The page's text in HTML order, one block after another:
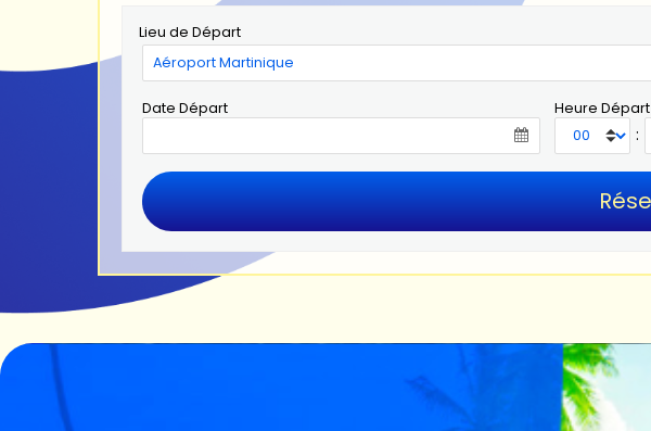
Lieu de Départ
Date Départ Heure Départ
: